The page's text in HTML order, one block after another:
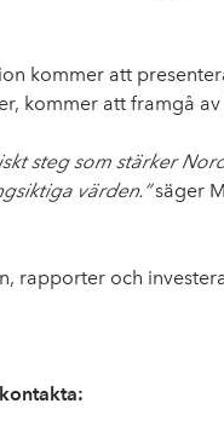
kommer att
kommer att framgå
steg som stärker
värden.”säger
rapporter och